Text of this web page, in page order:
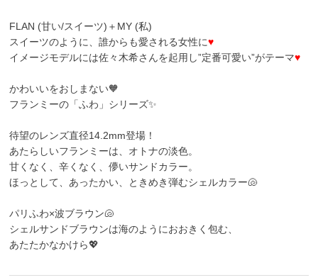
FLAN (甘い/スイーツ)＋MY (私)
スイーツのように、誰からも愛される女性に♥
イメージモデルには佐々木希さんを起用し”定番可愛い”がテーマ♥
かわいいをおしまない🧡
フランミーの「ふわ」シリーズ✨
待望のレンズ直径14.2mm登場！
あたらしいフランミーは、オトナの淡色。
甘くなく、辛くなく、儚いサンドカラー。
ほっとして、あったかい、ときめき弾むシェルカラー🐚
パリふわ×波ブラウン🐚
シェルサンドブラウンは海のようにおおきく包む、
あたたかなかけら💖